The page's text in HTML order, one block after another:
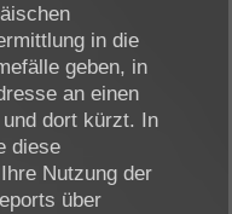
in die
geben, in
an einen
dort kürzt. In
diese
Nutzung der
über